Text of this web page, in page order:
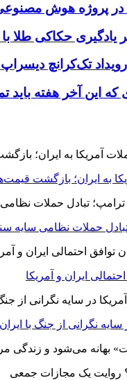
یادگیری حکاکی طلا با
به ایران؛ بازگشت
حملات نظامی سایه
ایران و آمریکا
نگرانی از جنگ با ایران
روایت یک مجازات جمعی